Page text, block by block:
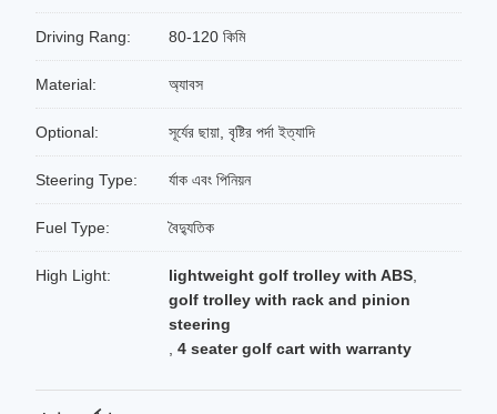
Driving Rang: 80-120 কিমি
Material: অ্যাবস
Optional: সূর্যের ছায়া, বৃষ্টির পর্দা ইত্যাদি
Steering Type: র্যাক এবং পিনিয়ন
Fuel Type: বৈদ্যুতিক
High Light: lightweight golf trolley with ABS
golf trolley with rack and pinion
steering
4 seater golf cart with warranty